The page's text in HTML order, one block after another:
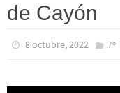
de Cayón
8 octubre, 2022 7º